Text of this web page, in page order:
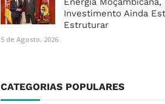
Investimento Ainda
Estruturar
5 de Agosto, 2026
CATEGORIAS POPULARES